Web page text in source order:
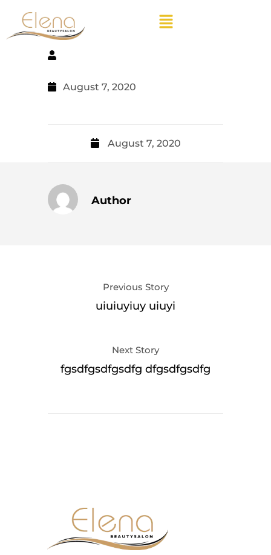
August 7, 2020
August 7, 2020
Author
Previous Story
uiuiuyiuy uiuyi
Next Story
fgsdfgsdfgsdfg dfgsdfgsdfg